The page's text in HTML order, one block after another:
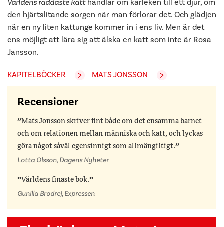
Världens räddaste katthandlar om kärleken till ett djur, om
den hjärtslitande sorgen när man förlorar det. Och glädjen
när en ny liten kattunge kommer in i ens liv. Men är det
ens möjligt att lära sig att älska en katt som inte är Rosa
Jansson.
KAPITELBÖCKER MATS JONSSON
Recensioner
Mats Jonsson skriver fint både om det ensamma barnet
och om relationen mellan människa och katt, och lyckas
göra något såväl egensinnigt som allmängiltigt.
Lotta Olsson, Dagens Nyheter
Världens finaste bok.
Gunilla Brodrej, Expressen